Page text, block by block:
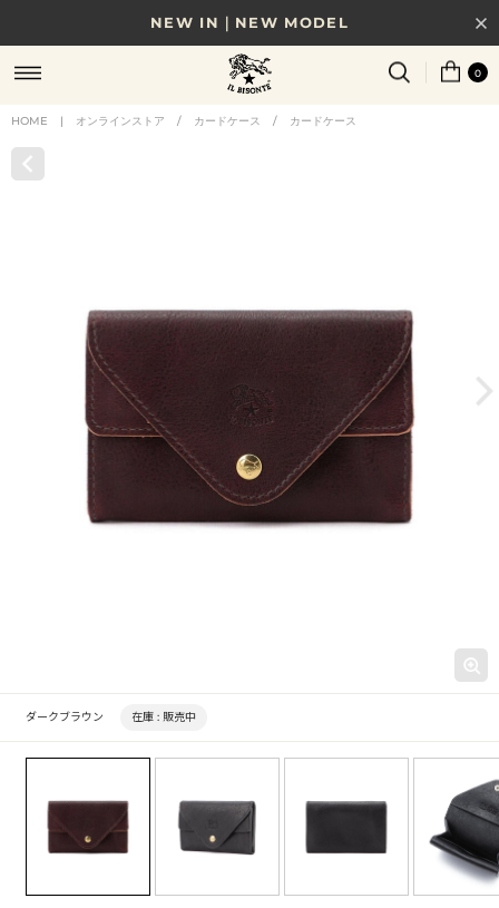
NEW IN｜NEW MODEL
8/17(月)10時まで｜税込11,000円以上で送料無料
贈る相手やシーンから選べる、新しいギフトガイド
0
HOME | オンラインストア / カードケース / カードケース
ダークブラウン 在庫 : 販売中